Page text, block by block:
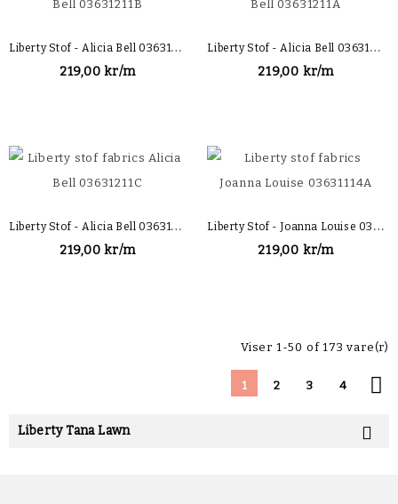
L
Iberty Stof - Alicia Bell 03631211B
219,00 kr/m
L
Iberty Stof - Alicia Bell 03631211A
219,00 kr/m
L
Iberty Stof - Alicia Bell 03631211C
219,00 kr/m
L
Iberty Stof - Joanna Louise 03631114A
219,00 kr/m
Viser 1-50 of 173 vare(r)
1 2 3 4 
Liberty Tana Lawn 